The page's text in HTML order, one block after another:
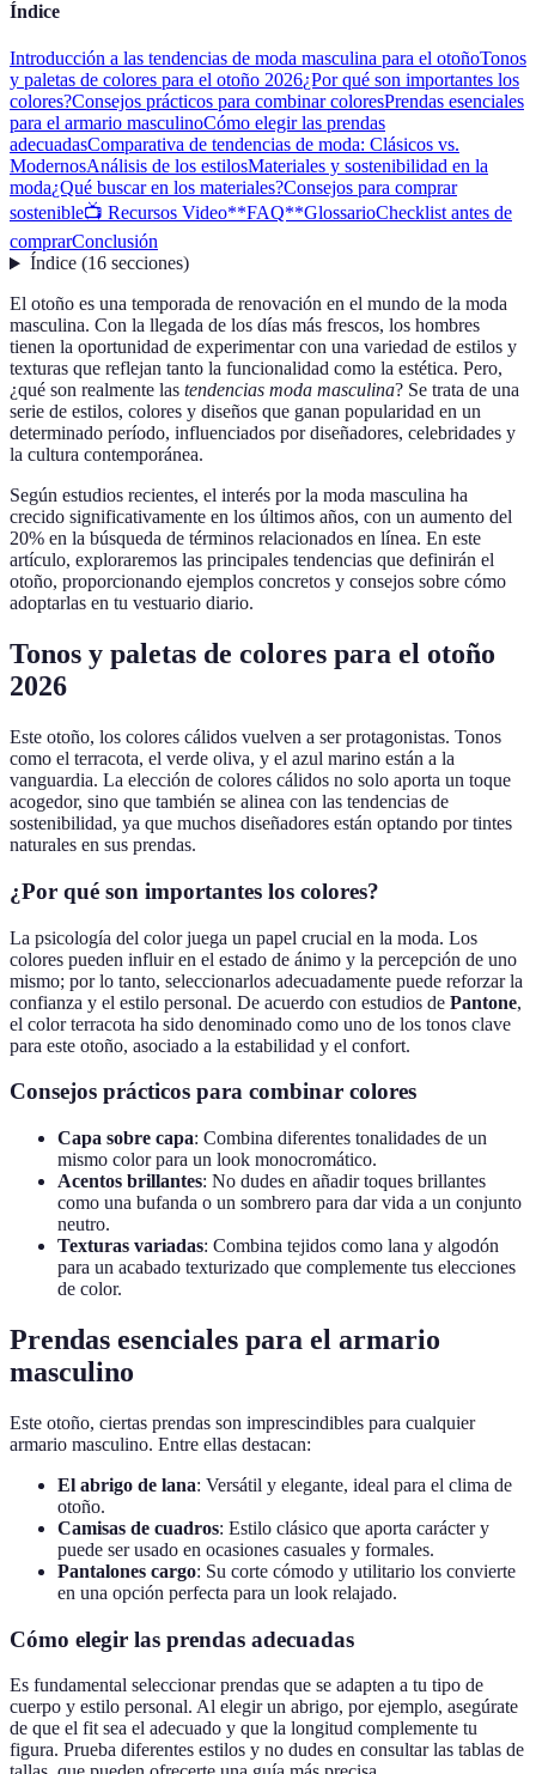
Índice
Introducción a las tendencias de moda masculina para el otoñoTonos
y paletas de colores para el otoño 2026¿Por qué son importantes los
colores?Consejos prácticos para combinar coloresPrendas esenciales
para el armario masculinoCómo elegir las prendas
adecuadasComparativa de tendencias de moda: Clásicos vs.
ModernosAnálisis de los estilosMateriales y sostenibilidad en la
moda¿Qué buscar en los materiales?Consejos para comprar
sostenible📺 Recursos Video**FAQ**GlossarioChecklist antes de
comprarConclusión
Índice(16 secciones)
El otoño es una temporada de renovación en el mundo de la moda
masculina. Con la llegada de los días más frescos, los hombres
tienen la oportunidad de experimentar con una variedad de estilos y
texturas que reflejan tanto la funcionalidad como la estética. Pero,
¿qué son realmente las tendencias moda masculina? Se trata de una
serie de estilos, colores y diseños que ganan popularidad en un
determinado período, influenciados por diseñadores, celebridades y
la cultura contemporánea.
Según estudios recientes, el interés por la moda masculina ha
crecido significativamente en los últimos años, con un aumento del
20% en la búsqueda de términos relacionados en línea. En este
artículo, exploraremos las principales tendencias que definirán el
otoño, proporcionando ejemplos concretos y consejos sobre cómo
adoptarlas en tu vestuario diario.
Tonos y paletas de colores para el otoño
2026
Este otoño, los colores cálidos vuelven a ser protagonistas. Tonos
como el terracota, el verde oliva, y el azul marino están a la
vanguardia. La elección de colores cálidos no solo aporta un toque
acogedor, sino que también se alinea con las tendencias de
sostenibilidad, ya que muchos diseñadores están optando por tintes
naturales en sus prendas.
¿Por qué son importantes los colores?
La psicología del color juega un papel crucial en la moda. Los
colores pueden influir en el estado de ánimo y la percepción de uno
mismo; por lo tanto, seleccionarlos adecuadamente puede reforzar la
confianza y el estilo personal. De acuerdo con estudios de Pantone,
el color terracota ha sido denominado como uno de los tonos clave
para este otoño, asociado a la estabilidad y el confort.
Consejos prácticos para combinar colores
Capa sobre capa: Combina diferentes tonalidades de un
mismo color para un look monocromático.
Acentos brillantes: No dudes en añadir toques brillantes
como una bufanda o un sombrero para dar vida a un conjunto
neutro.
Texturas variadas: Combina tejidos como lana y algodón
para un acabado texturizado que complemente tus elecciones
de color.
Prendas esenciales para el armario
masculino
Este otoño, ciertas prendas son imprescindibles para cualquier
armario masculino. Entre ellas destacan:
El abrigo de lana: Versátil y elegante, ideal para el clima de
otoño.
Camisas de cuadros: Estilo clásico que aporta carácter y
puede ser usado en ocasiones casuales y formales.
Pantalones cargo: Su corte cómodo y utilitario los convierte
en una opción perfecta para un look relajado.
Cómo elegir las prendas adecuadas
Es fundamental seleccionar prendas que se adapten a tu tipo de
cuerpo y estilo personal. Al elegir un abrigo, por ejemplo, asegúrate
de que el fit sea el adecuado y que la longitud complemente tu
figura. Prueba diferentes estilos y no dudes en consultar las tablas de